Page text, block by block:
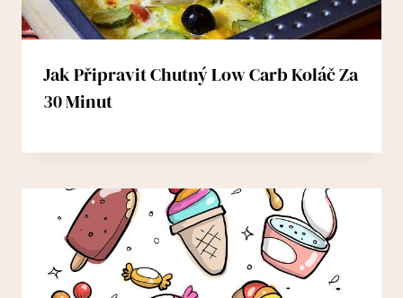
Jak Připravit Chutný Low Carb Koláč Za
30 Minut